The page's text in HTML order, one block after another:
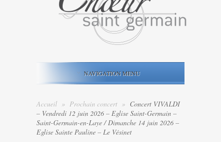
NAVIGATION MENU
Accueil » Prochain concert » Concert VIVALDI
– Vendredi 12 juin 2026 – Eglise Saint-Germain –
Saint-Germain-en-Laye / Dimanche 14 juin 2026 –
Eglise Sainte Pauline – Le Vésinet